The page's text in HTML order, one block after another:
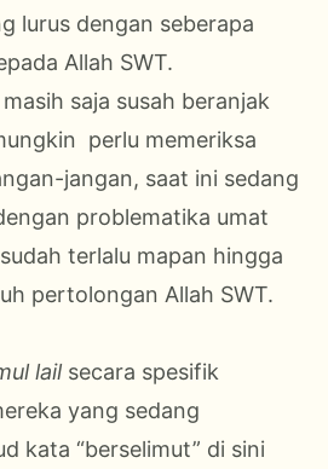
lurus dengan seberapa
Allah SWT.
saja susah beranjak
perlu memeriksa
jangan, saat ini sedang
problematika umat
terlalu mapan hingga
pertolongan Allah SWT.
lailsecara spesifik
yang sedang
kata “berselimut” di sini